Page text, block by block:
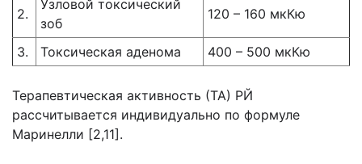
2.
Узловой токсический
зоб
120 – 160 мкКю
3. Токсическая аденома 400 – 500 мкКю
Терапевтическая активность (ТА) РЙ
рассчитывается индивидуально по формуле
Маринелли [2,11].